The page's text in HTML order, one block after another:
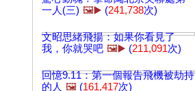
一人(三) 🖼️▶️ (241,738次)
文昭思緒飛揚：如果你看見了
我，你就哭吧 🖼️▶️ (211,091次)
回憶9.11：第一個報告飛機被劫持
的人 🖼️ (161,417次)